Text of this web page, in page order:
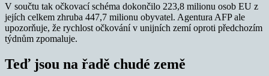
V součtu tak očkovací schéma dokončilo 223,8 milionu osob EU z
jejích celkem zhruba 447,7 milionu obyvatel. Agentura AFP ale
upozorňuje, že rychlost očkování v unijních zemí oproti předchozím
týdnům zpomaluje.
Teď jsou na řadě chudé země